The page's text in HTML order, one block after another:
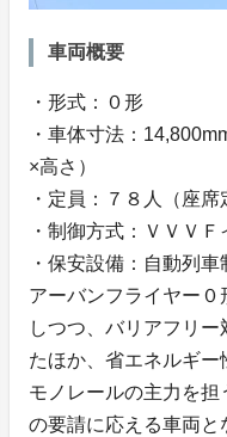
車両概要
・形式：０形
・車体寸法：
×高さ）
・定員：７８人（座席
・制御方式：ＶＶＶ
・保安設備：自動列車
アーバンフライヤー０
しつつ、バリアフリ
たほか、省エネルギ
モノレールの主力を
の要請に応える車両と